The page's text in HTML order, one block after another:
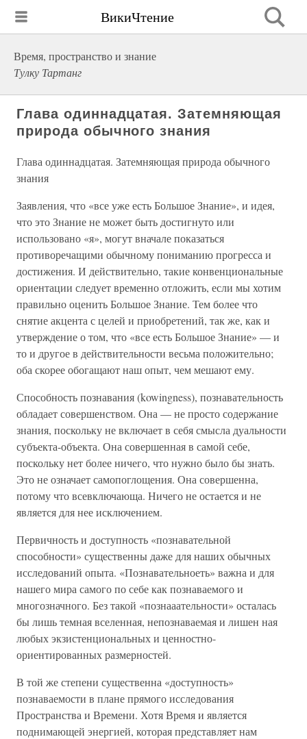
ВикиЧтение
Время, пространство и знание
Тулку Тартанг
Глава одиннадцатая. Затемняющая
природа обычного знания
Глава одиннадцатая. Затемняющая природа обычного
знания
Заявления, что «все уже есть Большое Знание», и идея,
что это Знание не может быть достигнуто или
использовано «я», могут вначале показаться
противоречащими обычному пониманию прогресса и
достижения. И действительно, такие конвенциональные
ориентации следует временно отложить, если мы хотим
правильно оценить Большое Знание. Тем более что
снятие акцента с целей и приобретений, так же, как и
утверждение о том, что «все есть Большое Знание» — и
то и другое в действительности весьма положительно;
оба скорее обогащают наш опыт, чем мешают ему.
Способность познавания (kowingness), познавательность
обладает совершенством. Она — не просто содержание
знания, поскольку не включает в себя смысла дуальности
субъекта-объекта. Она совершенная в самой себе,
поскольку нет более ничего, что нужно было бы знать.
Это не означает самопоглощения. Она совершенна,
потому что всевключающа. Ничего не остается и не
является для нее исключением.
Первичность и доступность «познавательной
способности» существенны даже для наших обычных
исследований опыта. «Познавательноеть» важна и для
нашего мира самого по себе как познаваемого и
многозначного. Без такой «познааательности» осталась
бы лишь темная вселенная, непознаваемая и лишен ная
любых экзистенциональных и ценностно-
ориентированных размерностей.
В той же степени существенна «доступность»
познаваемости в плане прямого исследования
Пространства и Времени. Хотя Время и является
поднимающей энергией, которая представляет нам